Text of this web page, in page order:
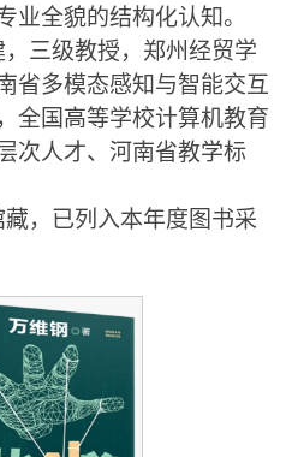
业全貌的结构化认知。
，三级教授，郑州经贸学
省多模态感知与智能交互
全国高等学校计算机教育
次人才、河南省教学标
藏，已列入本年度图书采